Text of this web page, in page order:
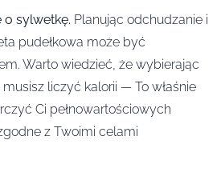
o sylwetkę. Planując odchudzanie i
pudełkowa może być
Warto wiedzieć, że wybierając
liczyć kalorii — To właśnie
Ci pełnowartościowych
z Twoimi celami